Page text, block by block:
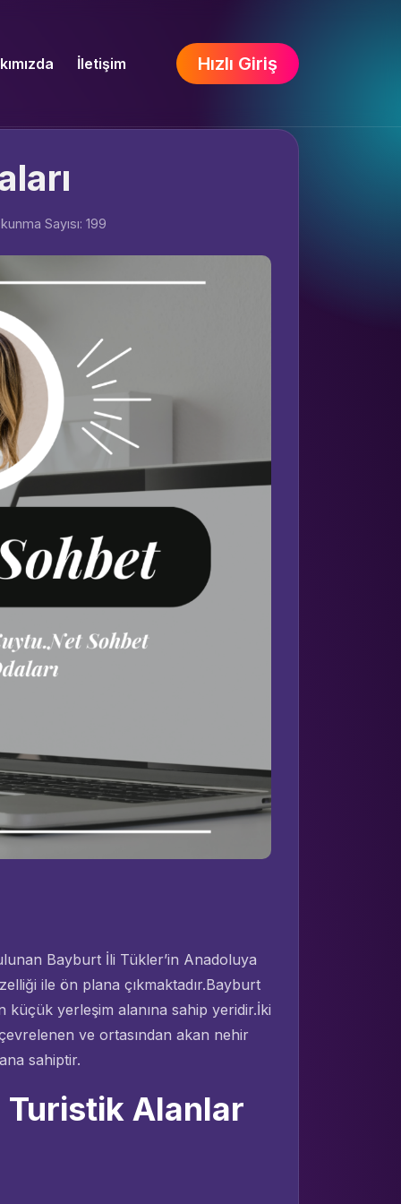
İletişim Hızlı Giriş
Sayısı: 199
Bayburt İli Tükler’in Anadoluya
ile ön plana çıkmaktadır.Bayburt
küçük yerleşim alanına sahip yeridir.İki
ve ortasından akan nehir
sahiptir.
Alanlar